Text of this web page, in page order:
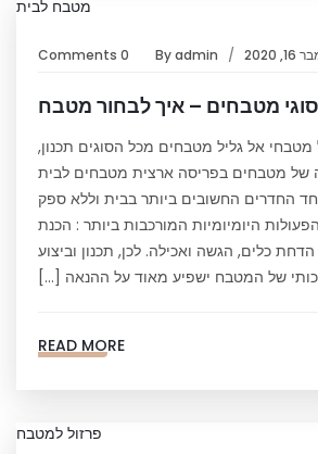
2020
Byadmin
0 Comments
מטבחים – איך לבחור מטבח
מטבחי אל גליל מטבחים מכל הסוגים תכנון,
של מטבחים בפריסה ארצית מטבחים לבית
החדרים החשובים ביותר בבית וללא ספק
היומיומיות המורכבות ביותר : הכנת
כלים, הגשה ואכילה. לכן, תכנון וביצוע
של המטבח ישפיע מאוד על ההנאה […]
READ MORE